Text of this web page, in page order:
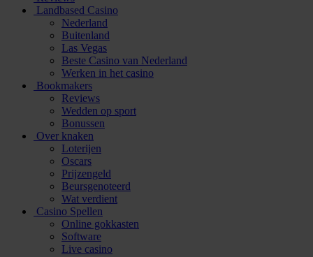
Landbased Casino
Nederland
Buitenland
Las Vegas
Beste Casino van Nederland
Werken in het casino
Bookmakers
Reviews
Wedden op sport
Bonussen
Over knaken
Loterijen
Oscars
Prijzengeld
Beursgenoteerd
Wat verdient
Casino Spellen
Online gokkasten
Software
Live casino